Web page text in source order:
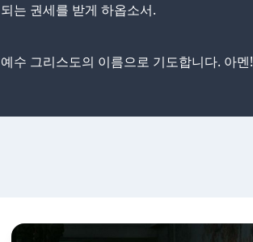
되는 권세를 받게 하옵소서.
예수 그리스도의 이름으로 기도합니다. 아멘!